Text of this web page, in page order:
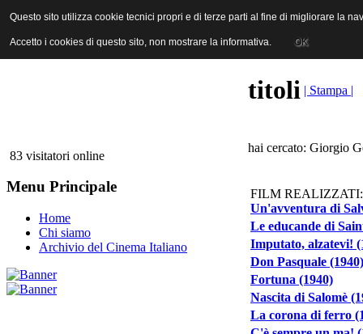
ANICA | Associazione Nazionale Industrie Cinematografiche
83 visitatori online
Menu Principale
Home
Chi siamo
Archivio del Cinema Italiano
titoli | Stampa |
hai cercato: Giorgio
FILM REALIZZATI:
Un'avventura di
Le educande di
Imputato, alzatevi!
Don Pasquale (1940)
Fortuna (1940)
Nascita di Salomè
La corona di ferro
Questo sito utilizza cookie tecnici propri e di terze parti al fine di migliorare la
Accetto i cookies di questo sito, non mostrare la informativa. OK
Questo sito utilizza cookie tecnici propri e di terze parti al fine di migliorare la
Accetto i cookies di questo sito, non mostrare la informativa. OK